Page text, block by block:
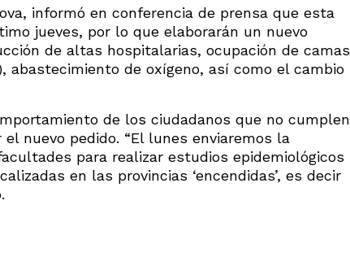
informó en conferencia de prensa que esta
jueves, por lo que elaborarán un nuevo
de altas hospitalarias, ocupación de camas
abastecimiento de oxígeno, así como el cambio
de los ciudadanos que no cumplen
nuevo pedido. “El lunes enviaremos la
para realizar estudios epidemiológicos
en las provincias ‘encendidas’, es decir